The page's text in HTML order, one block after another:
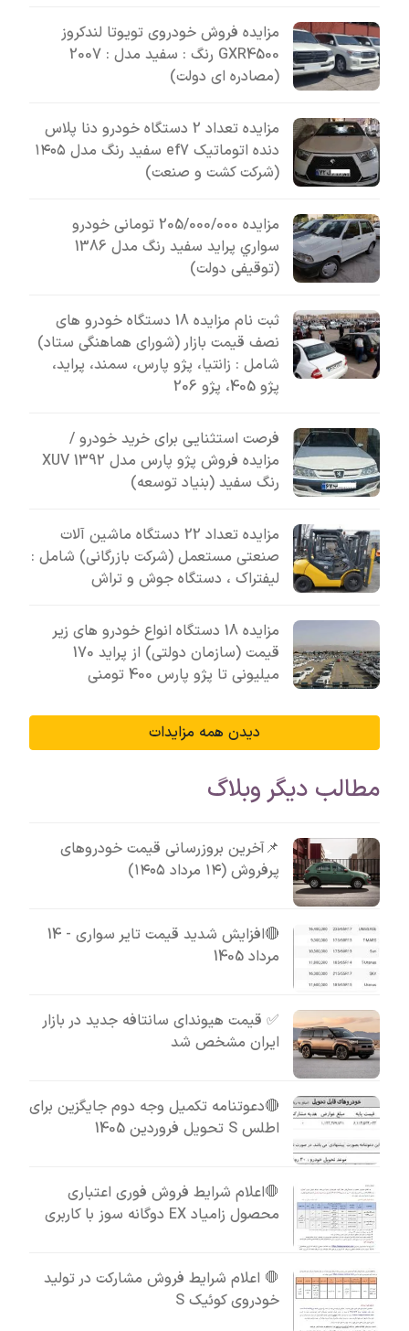
مزایده فروش خودروی تویوتا لندکروز
GXR4500 رنگ : سفید مدل : 2007
(مصادره ای دولت)
مزایده تعداد 2 دستگاه خودرو دنا پلاس
دنده اتوماتیک ef7 سفید رنگ مدل ۱۴۰۵
(شرکت کشت و صنعت)
مزایده 205/000/000 تومانی خودرو
سواري پرايد سفيد رنگ مدل 1386
(توقیفی دولت)
ثبت نام مزایده 18 دستگاه خودرو های
نصف قیمت بازار (شورای هماهنگی ستاد)
شامل : زانتیا، پژو پارس، سمند، پراید،
پژو 405، پژو 206
فرصت استثنایی برای خرید خودرو /
مزایده فروش پژو پارس مدل 1392 XUV
رنگ سفید (بنیاد توسعه)
مزایده تعداد 22 دستگاه ماشین آلات
صنعتی مستعمل (شرکت بازرگانی) شامل :
لیفتراک ، دستگاه جوش و تراش
مزایده 18 دستگاه انواع خودرو های زیر
قیمت (سازمان دولتی) از پراید 170
میلیونی تا پژو پارس 400 تومنی
دیدن همه مزایدات
مطالب دیگر وبلاگ
📌آخرین بروزرسانی قیمت خودروهای
پرفروش (۱۴ مرداد ۱۴۰۵)
🔴افزایش شدید قیمت تایر سواری - 14
مرداد 1405
✅ قیمت هیوندای سانتافه جدید در بازار
ایران مشخص شد
🔴دعوتنامه تکمیل وجه دوم جایگزین برای
اطلس S تحویل فروردین 1405
🛑اعلام شرایط فروش فوری اعتباری
محصول زامیاد EX دوگانه سوز با کاربری
🛑 اعلام شرایط فروش مشارکت در تولید
خودروی کوئیک S